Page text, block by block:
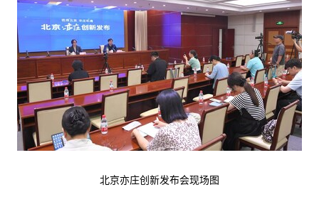
北京亦庄创新发布会现场图